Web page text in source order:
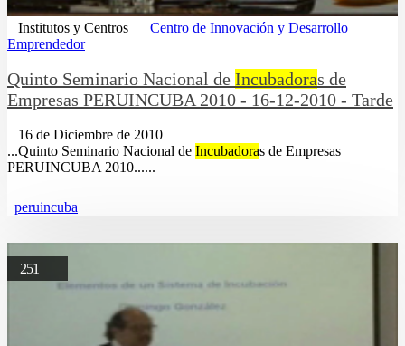
Institutos y Centros
Centro de Innovación y Desarrollo
Emprendedor
Quinto Seminario Nacional de Incubadoras de
Empresas PERUINCUBA 2010 - 16-12-2010 - Tarde
16 de Diciembre de 2010
...Quinto Seminario Nacional de Incubadoras de Empresas
PERUINCUBA 2010......
peruincuba
251